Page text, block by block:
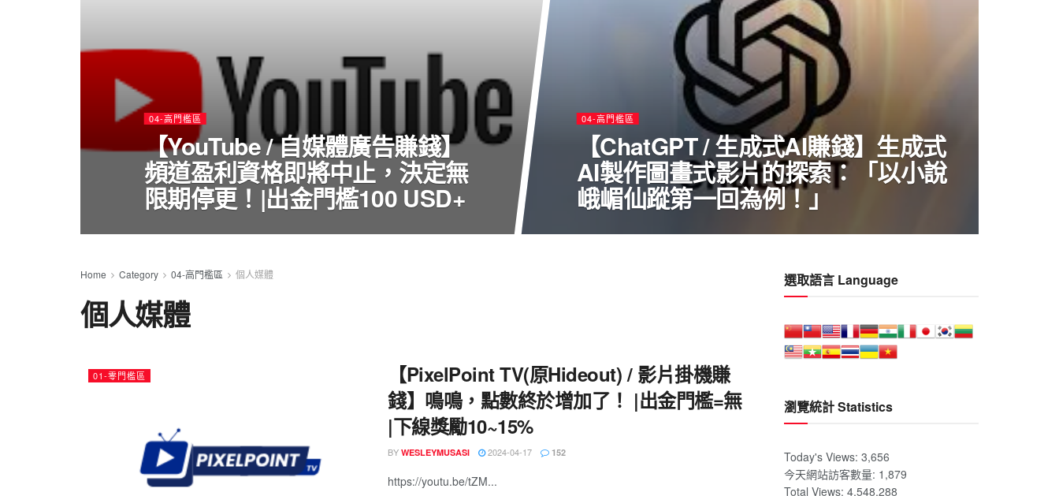
04-高門檻區
【YouTube / 自媒體廣告賺錢】
頻道盈利資格即將中止，決定無
限期停更！|出金門檻100 USD+
04-高門檻區
【ChatGPT / 生成式AI賺錢】生成式
AI製作圖畫式影片的探索：「以小說
峨嵋仙蹤第一回為例！」
Home Category 04-高門檻區 個人媒體
個人媒體
01-零門檻區
【PixelPoint TV(原Hideout) / 影片掛機賺
錢】鳴鳴，點數終於增加了！ |出金門檻=無
|下線獎勵10~15%
BY WESLEYMUSASI 2024-04-17 152
https://youtu.be/tZM...
選取語言 Language
瀏覽統計 Statistics
Today's Views: 3,656
今天網站訪客數量: 1,879
Total Views: 4,548,288